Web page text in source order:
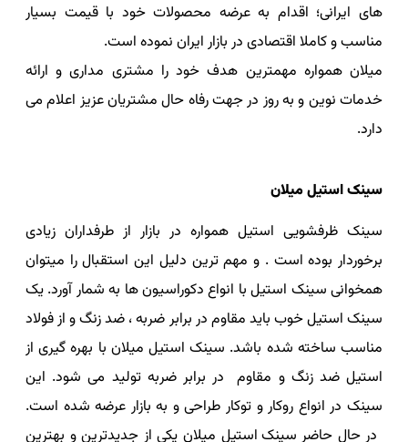
های ایرانی؛ اقدام به عرضه محصولات خود با قیمت بسیار
مناسب و کاملا اقتصادی در بازار ایران نموده است.
میلان همواره مهمترین هدف خود را مشتری مداری و ارائه
خدمات نوین و به روز در جهت رفاه حال مشتریان عزیز اعلام می
دارد.
سینک استیل میلان
سینک ظرفشویی استیل همواره در بازار از طرفداران زیادی
برخوردار بوده است . و مهم ترین دلیل این استقبال را میتوان
همخوانی سینک استیل با انواع دکوراسیون ها به شمار آورد. یک
سینک استیل خوب باید مقاوم در برابر ضربه ، ضد زنگ و از فولاد
مناسب ساخته شده باشد. سینک استیل میلان با بهره گیری از
استیل ضد زنگ و مقاوم در برابر ضربه تولید می شود. این
سینک در انواع روکار و توکار طراحی و به بازار عرضه شده است.
در حال حاضر سینک استیل میلان یکی از جدیدترین و بهترین